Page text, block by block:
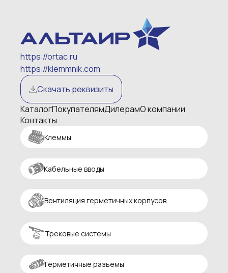
https://ortac.ru
https://klemmnik.com
Скачать реквизиты
КаталогПокупателямДилерамО компании
Контакты
Клеммы
Кабельные вводы
Вентиляция герметичных корпусов
Трековые системы
Герметичные разъемы